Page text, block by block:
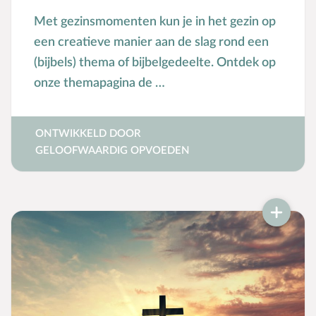
Met gezinsmomenten kun je in het gezin op
een creatieve manier aan de slag rond een
(bijbels) thema of bijbelgedeelte. Ontdek op
onze themapagina de …
ONTWIKKELD DOOR
GELOOFWAARDIG OPVOEDEN